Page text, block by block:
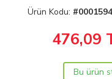
Ürün Kodu:
476,09
Bu ürün